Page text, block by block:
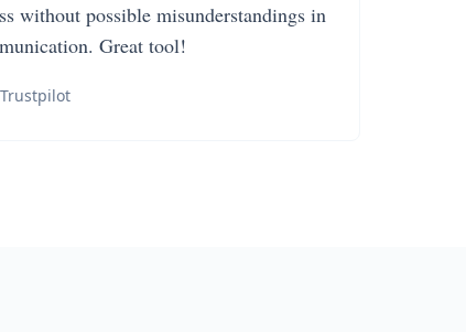
without possible misunderstandings in
Great tool!
Trustpilot